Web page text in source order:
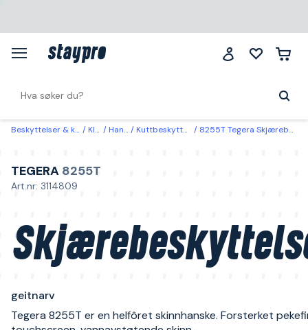
Beskyttelser & klær Klær Hansker Kuttbeskyttelseshansker 8255T Tegera Skjærebeskyttelseshanske geitnarv 7
TEGERA 8255T
Art.nr: 3114809
geitnarv
Tegera 8255T er en helfôret skinnhanske. Forsterket